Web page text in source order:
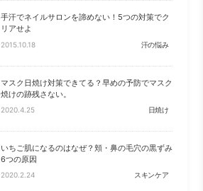
手汗でネイルサロンを諦めない！5つの対策でク
リアせよ
2015.10.18 汗の悩み
マスク日焼け対策できてる？早めの予防でマスク
焼けの跡残さない。
2020.4.25 日焼け
いちご肌になるのはなぜ？頬・鼻の毛穴の黒ずみ
6つの原因
2020.2.24 スキンケア